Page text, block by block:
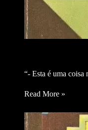
“- Esta é uma
Read More »